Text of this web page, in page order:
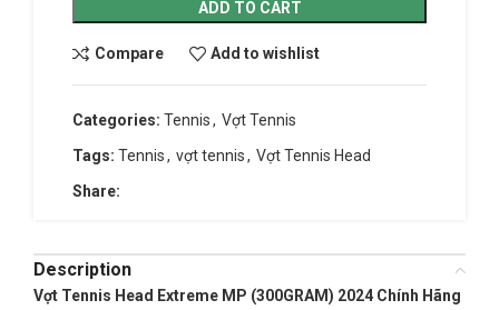
ADD TO CART
Compare Add to wishlist
Categories: Tennis, Vợt Tennis
Tags: Tennis, vợt tennis, Vợt Tennis Head
Share:
Description
Vợt Tennis Head Extreme MP (300GRAM) 2024 Chính Hãng